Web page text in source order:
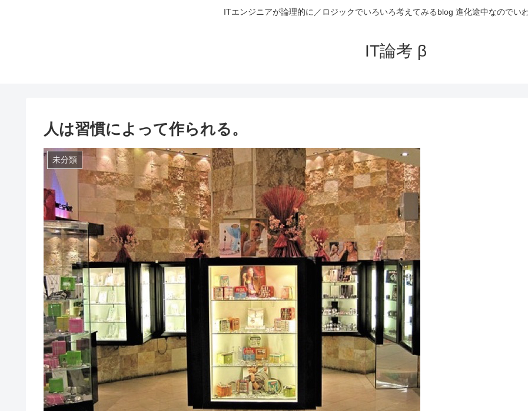
ITエンジニアが論理的に／ロジックでいろいろ考えてみるblog 進化途中なのでいわ
IT論考 β
人は習慣によって作られる。
未分類